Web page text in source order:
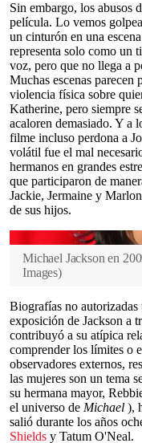
Sin embargo, los abusos
película. Lo vemos
un cinturón en una
representa solo como un
voz, pero que no llega a
Muchas escenas parecen
violencia física sobre
Katherine, pero siempre
acaloren demasiado. Y a
filme incluso perdona a
volátil fue el mal
hermanos en grandes
que participaron de
Jackie, Jermaine y
de sus hijos.
Michael Jackson en
Images)
Biografías no autorizadas
exposición de Jackson a
contribuyó a su atípica
comprender los límites o
observadores externos,
las mujeres son un tema
su hermana mayor,
el universo de Michael ),
salió durante los años
Shields y Tatum O'Neal.